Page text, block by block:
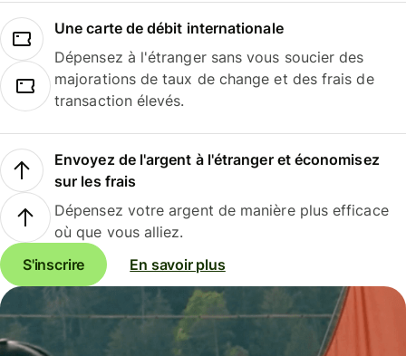
Une carte de débit internationale
Dépensez à l'étranger sans vous soucier des
majorations de taux de change et des frais de
transaction élevés.
Envoyez de l'argent à l'étranger et économisez
sur les frais
Dépensez votre argent de manière plus efficace
où que vous alliez.
S'inscrire
En savoir plus